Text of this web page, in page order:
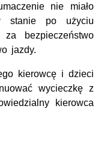
nie miało
stanie po użyciu
bezpieczeństwo
jazdy.
kierowcę i dzieci
wycieczkę z
kierowca